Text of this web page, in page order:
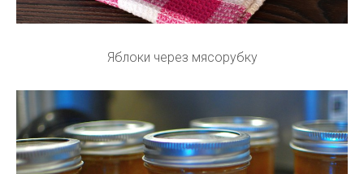
Яблоки через мясорубку